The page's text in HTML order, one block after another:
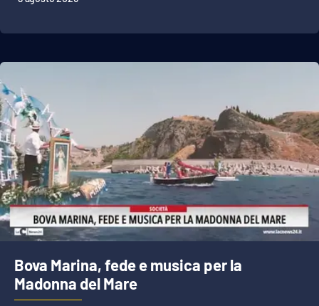
Bova Marina, fede e musica per la
Madonna del Mare